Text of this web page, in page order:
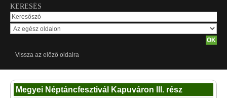
KERESÉS
Vissza az előző oldalra
Megyei Néptáncfesztivál Kapuváron III. rész